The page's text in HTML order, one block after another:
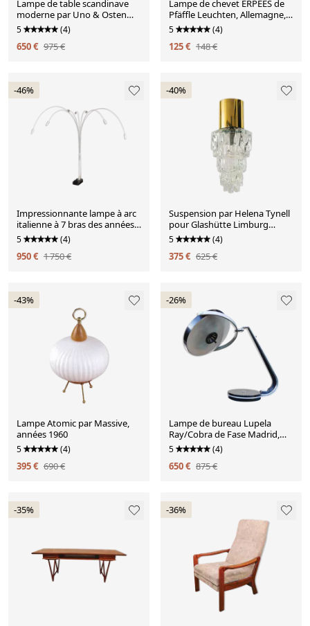
Lampe de table scandinave
moderne par Uno & Osten
Kristiansson pour Luxus
Vittsjö, Suède, années 1970
5 (4)
650 € 975 €
Lampe de chevet ERPEES de
Pfäffle Leuchten, Allemagne,
années 1960
5 (4)
125 € 148 €
-46%
Impressionnante lampe à arc
italienne à 7 bras des années
1970
5 (4)
950 € 1 750 €
-40%
Suspension par Helena Tynell
pour Glashütte Limburg
années 1960
5 (4)
375 € 625 €
-43%
Lampe Atomic par Massive,
années 1960
5 (4)
395 € 690 €
-26%
Lampe de bureau Lupela
Ray/Cobra de Fase Madrid,
années 1960
5 (4)
650 € 875 €
-35% -36%